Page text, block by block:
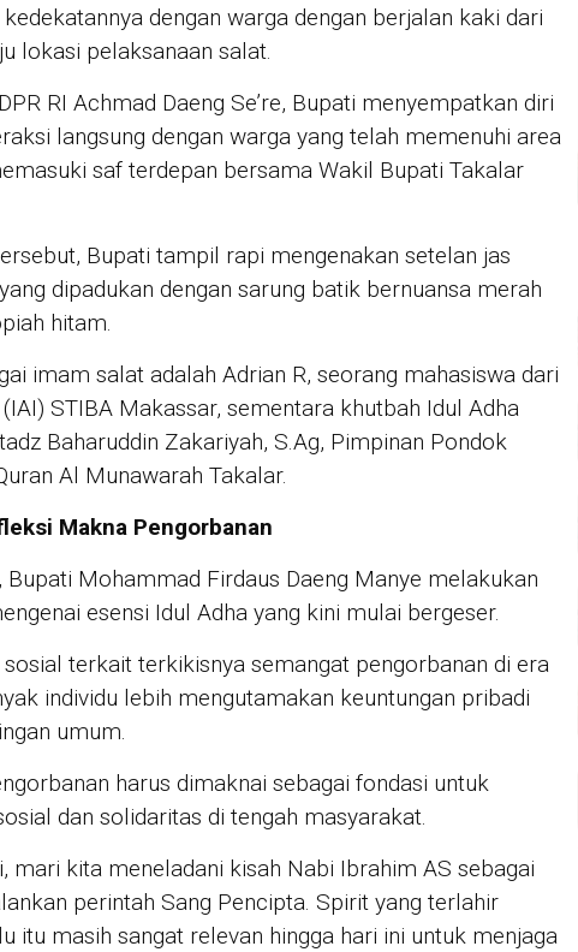
dengan warga dengan berjalan kaki dari
lokasi pelaksanaan salat.
RI Achmad Daeng Se’re, Bupati menyempatkan diri
langsung dengan warga yang telah memenuhi area
saf terdepan bersama Wakil Bupati Takalar
Bupati tampil rapi mengenakan setelan jas
dipadukan dengan sarung batik bernuansa merah
hitam.
imam salat adalah Adrian R, seorang mahasiswa dari
STIBA Makassar, sementara khutbah Idul Adha
Baharuddin Zakariyah, S.Ag, Pimpinan Pondok
Al Munawarah Takalar.
Makna Pengorbanan
Bupati Mohammad Firdaus Daeng Manye melakukan
esensi Idul Adha yang kini mulai bergeser.
terkait terkikisnya semangat pengorbanan di era
individu lebih mengutamakan keuntungan pribadi
umum.
harus dimaknai sebagai fondasi untuk
dan solidaritas di tengah masyarakat.
mari kita meneladani kisah Nabi Ibrahim AS sebagai
perintah Sang Pencipta. Spirit yang terlahir
itu masih sangat relevan hingga hari ini untuk menjaga